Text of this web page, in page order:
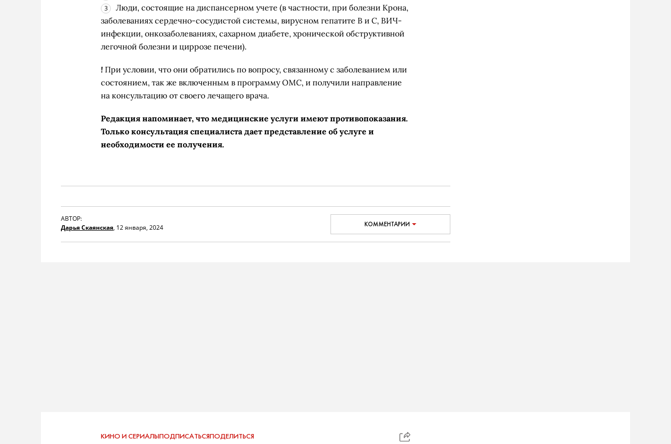
Люди, состоящие на диспансерном учете (в частности, при болезни Крона,
заболеваниях сердечно-сосудистой системы, вирусном гепатите B и C, ВИЧ-
инфекции, онкозаболеваниях, сахарном диабете, хронической обструктивной
легочной болезни и циррозе печени).
! При условии, что они обратились по вопросу, связанному с заболеванием или
состоянием, так же включенным в программу ОМС, и получили направление
на консультацию от своего лечащего врача.
Редакция напоминает, что медицинские услуги имеют противопоказания.
Только консультация специалиста дает представление об услуге и
необходимости ее получения.
АВТОР:
Дарья Скаянская, 12 января, 2024 КОММЕНТАРИИ
КИНО И СЕРИАЛЫПОДПИСАТЬСЯПОДЕЛИТЬСЯ